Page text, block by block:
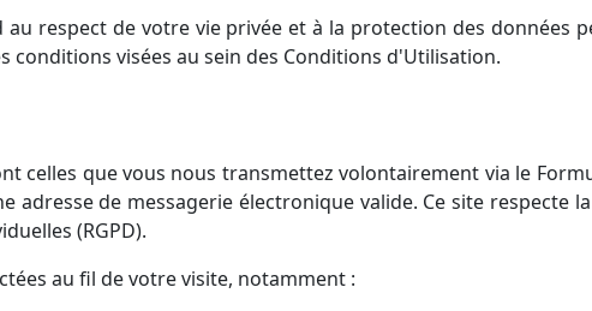
respect de votre vie privée et à la protection des données
conditions visées au sein des Conditions d'Utilisation.
celles que vous nous transmettez volontairement via le
de messagerie électronique valide. Ce site respecte
(RGPD).
au fil de votre visite, notamment :